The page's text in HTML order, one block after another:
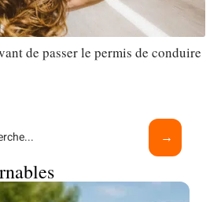
de passer le permis de conduire